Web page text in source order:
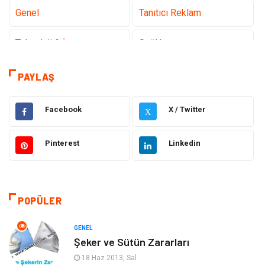
Genel Tanıtıcı Reklam
Teknoloji & İnternet Sağlık
Hizmet
Hukuk Elektrik Elektronik
Güzellik & Bakım Moda
Giyim
Otomotiv
Gıda
PAYLAŞ
Facebook X X / Twitter
Pinterest Linkedin
POPÜLER
GENEL
Şeker ve Sütün Zararları
18 Haz 2013, Sal